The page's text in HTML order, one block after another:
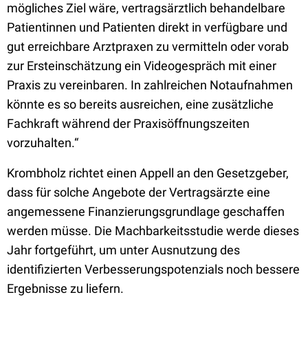
mögliches Ziel wäre, vertragsärztlich behandelbare
Patientinnen und Patienten direkt in verfügbare und
gut erreichbare Arztpraxen zu vermitteln oder vorab
zur Ersteinschätzung ein Videogespräch mit einer
Praxis zu vereinbaren. In zahlreichen Notaufnahmen
könnte es so bereits ausreichen, eine zusätzliche
Fachkraft während der Praxisöffnungszeiten
vorzuhalten.“
Krombholz richtet einen Appell an den Gesetzgeber,
dass für solche Angebote der Vertragsärzte eine
angemessene Finanzierungsgrundlage geschaffen
werden müsse. Die Machbarkeitsstudie werde dieses
Jahr fortgeführt, um unter Ausnutzung des
identifizierten Verbesserungspotenzials noch bessere
Ergebnisse zu liefern.